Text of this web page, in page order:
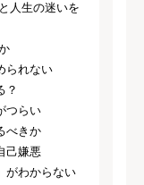
人生の迷いを
られない
？
つらい
べきか
己嫌悪
がわからない